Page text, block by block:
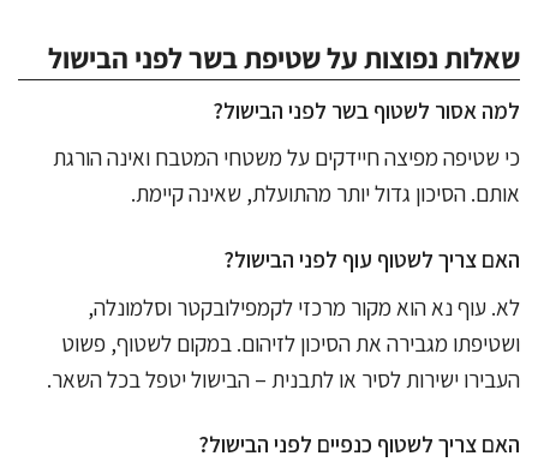
שאלות נפוצות על שטיפת בשר לפני הבישול
למה אסור לשטוף בשר לפני הבישול?
כי שטיפה מפיצה חיידקים על משטחי המטבח ואינה הורגת
אותם. הסיכון גדול יותר מהתועלת, שאינה קיימת.
האם צריך לשטוף עוף לפני הבישול?
לא. עוף נא הוא מקור מרכזי לקמפילובקטר וסלמונלה,
ושטיפתו מגבירה את הסיכון לזיהום. במקום לשטוף, פשוט
העבירו ישירות לסיר או לתבנית – הבישול יטפל בכל השאר.
האם צריך לשטוף כנפיים לפני הבישול?